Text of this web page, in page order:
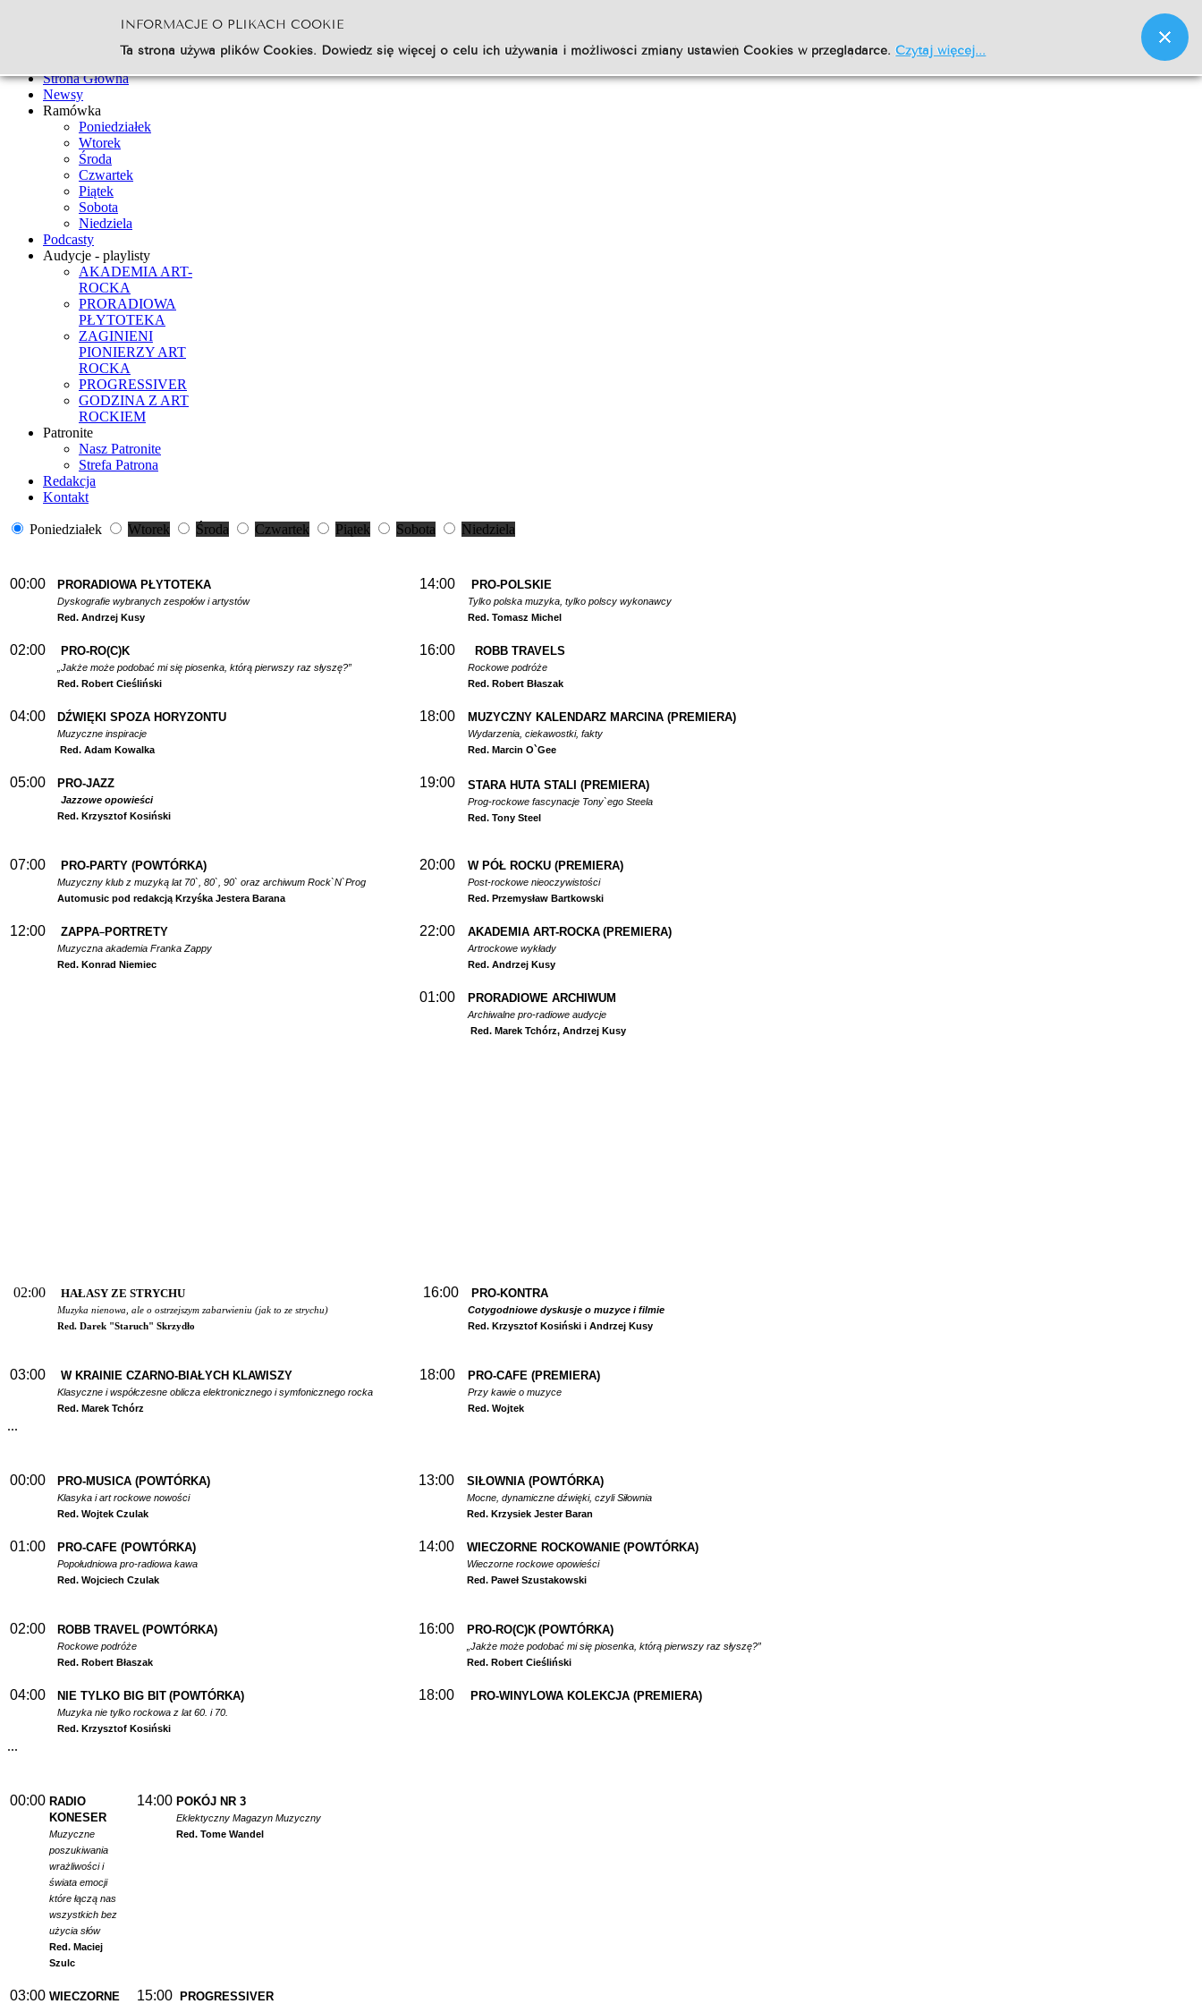
Go
Strona Główna
Newsy
Ramówka
Poniedziałek
Wtorek
Środa
Czwartek
Piątek
Sobota
Niedziela
Podcasty
Audycje - playlisty
AKADEMIA ART-
ROCKA
PRORADIOWA
PŁYTOTEKA
ZAGINIENI
PIONIERZY ART
ROCKA
PROGRESSIVER
GODZINA Z ART
ROCKIEM
Patronite
Nasz Patronite
Strefa Patrona
Redakcja
Kontakt
Poniedziałek Wtorek Środa Czwartek Piątek Sobota Niedziela
00:00 PRORADIOWA PŁYTOTEKA
Dyskografie wybranych zespołów i artystów
Red. Andrzej Kusy
14:00 PRO-POLSKIE
Tylko polska muzyka, tylko polscy wykonawcy
Red. Tomasz Michel
02:00 PRO-RO(C)K
„Jakże może podobać mi się piosenka, którą pierwszy raz słyszę?”
Red. Robert Cieśliński
16:00 ROBB TRAVELS
Rockowe podróże
Red. Robert Błaszak
04:00 DŹWIĘKI SPOZA HORYZONTU
Muzyczne inspiracje
Red. Adam Kowalka
18:00 MUZYCZNY KALENDARZ MARCINA (PREMIERA)
Wydarzenia, ciekawostki, fakty
Red. Marcin O`Gee
05:00 PRO-JAZZ
Jazzowe opowieści
Red. Krzysztof Kosiński
19:00 STARA HUTA STALI (PREMIERA)
Prog-rockowe fascynacje Tony`ego Steela
Red. Tony Steel
07:00 PRO-PARTY (POWTÓRKA)
Muzyczny klub z muzyką lat 70`, 80`, 90` oraz archiwum Rock`N`Prog
Automusic pod redakcją Krzyśka Jestera Barana
20:00 W PÓŁ ROCKU (PREMIERA)
Post-rockowe nieoczywistości
Red. Przemysław Bartkowski
12:00 ZAPPA–PORTRETY
Muzyczna akademia Franka Zappy
Red. Konrad Niemiec
22:00 AKADEMIA ART-ROCKA (PREMIERA)
Artrockowe wykłady
Red. Andrzej Kusy
01:00 PRORADIOWE ARCHIWUM
Archiwalne pro-radiowe audycje
Red. Marek Tchórz, Andrzej Kusy
02:00 HAŁASY ZE STRYCHU
Muzyka nienowa, ale o ostrzejszym zabarwieniu (jak to ze strychu)
Red. Darek "Staruch" Skrzydło
16:00 PRO-KONTRA
Cotygodniowe dyskusje o muzyce i filmie
Red. Krzysztof Kosiński i Andrzej Kusy
03:00 W KRAINIE CZARNO-BIAŁYCH KLAWISZY
Klasyczne i współczesne oblicza elektronicznego i symfonicznego rocka
Red. Marek Tchórz
18:00 PRO-CAFE (PREMIERA)
Przy kawie o muzyce
Red. Wojtek
...
00:00 PRO-MUSICA (POWTÓRKA)
Klasyka i art rockowe nowości
Red. Wojtek Czulak
13:00 SIŁOWNIA (POWTÓRKA)
Mocne, dynamiczne dźwięki, czyli Siłownia
Red. Krzysiek Jester Baran
01:00 PRO-CAFE (POWTÓRKA)
Popołudniowa pro-radiowa kawa
Red. Wojciech Czulak
14:00 WIECZORNE ROCKOWANIE (POWTÓRKA)
Wieczorne rockowe opowieści
Red. Paweł Szustakowski
02:00 ROBB TRAVEL (POWTÓRKA)
Rockowe podróże
Red. Robert Błaszak
16:00 PRO-RO(C)K (POWTÓRKA)
„Jakże może podobać mi się piosenka, którą pierwszy raz słyszę?”
Red. Robert Cieśliński
04:00 NIE TYLKO BIG BIT (POWTÓRKA)
Muzyka nie tylko rockowa z lat 60. i 70.
Red. Krzysztof Kosiński
18:00 PRO-WINYLOWA KOLEKCJA (PREMIERA)
...
00:00 RADIO
KONESER
Muzyczne
poszukiwania
wrażliwości i
świata emocji
które łączą nas
wszystkich bez
użycia słów
Red. Maciej
Szulc
14:00 POKÓJ NR 3
Eklektyczny Magazyn Muzyczny
Red. Tome Wandel
03:00 WIECZORNE
15:00 PROGRESSIVER
INFORMACJE O PLIKACH COOKIE
Ta strona używa plików Cookies. Dowiedz się więcej o celu ich używania i możliwości zmiany ustawień Cookies w przeglądarce.Czytaj więcej...